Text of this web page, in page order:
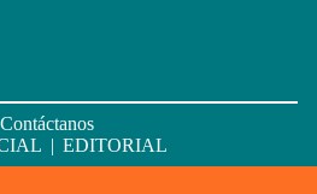
Contáctanos
| EDITORIAL